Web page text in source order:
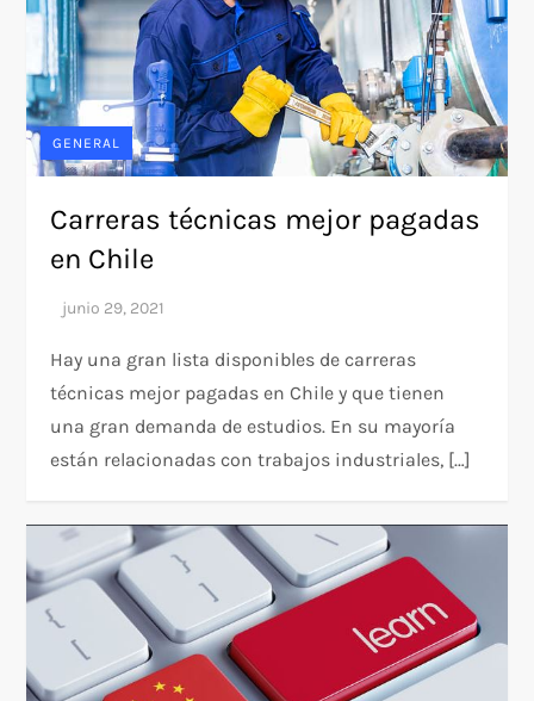
GENERAL
Carreras técnicas mejor pagadas
en Chile
Hay una gran lista disponibles de carreras
técnicas mejor pagadas en Chile y que tienen
una gran demanda de estudios. En su mayoría
están relacionadas con trabajos industriales, […]